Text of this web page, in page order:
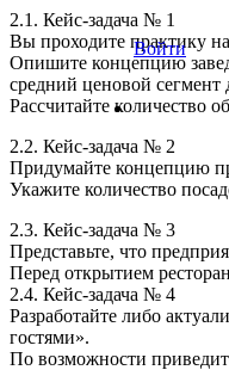
Войти
2.1. Кейс-задача № 1
Вы проходите практику
Опишите концепцию
средний ценовой
Рассчитайте количество
2.2. Кейс-задача № 2
Придумайте концепцию
Укажите количество
2.3. Кейс-задача № 3
Представьте, что
Перед открытием
2.4. Кейс-задача № 4
Разработайте либо
гостями».
По возможности